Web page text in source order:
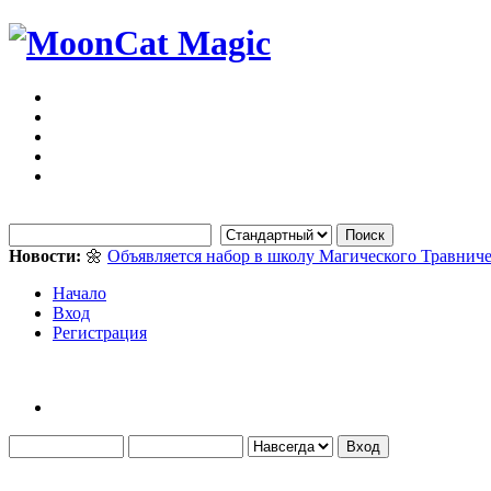
Новости: 🌼 Объявляется набор в школу Магического
Начало
Вход
Регистрация